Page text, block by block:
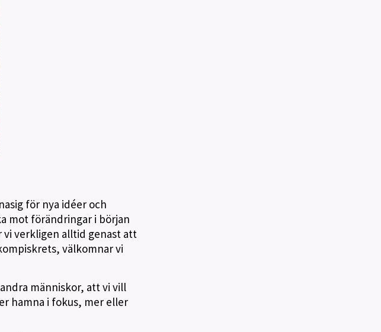
för nya idéer och
mot förändringar i början
vi verkligen alltid genast att
välkomnar vi
människor, att vi vill
hamna i fokus, mer eller